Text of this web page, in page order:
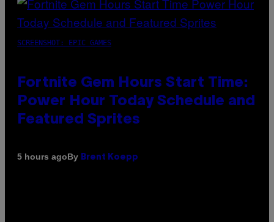
SCREENSHOT: EPIC GAMES
Fortnite Gem Hours Start Time:
Power Hour Today Schedule and
Featured Sprites
5 hours agoBy Brent Koepp